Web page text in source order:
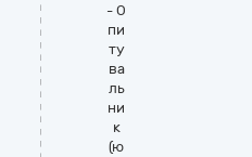
- О
пи
ту
ва
ль
ни
к
(ю